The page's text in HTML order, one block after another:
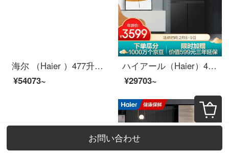
海尔 （Haier ）477升双变频风冷无霜十字门冰箱 +10KG滚筒洗衣机全自动洗烘一体智能投放
¥54073~
ハイアール（Haier）401リットルダブル周波数変换风冷无霜多门四门十字门冷蔵库DEO正味冷蔵三段変温マット抗菌パネル90°开门BCD-401 WBPZU 1
¥29703~
お問い合わせ